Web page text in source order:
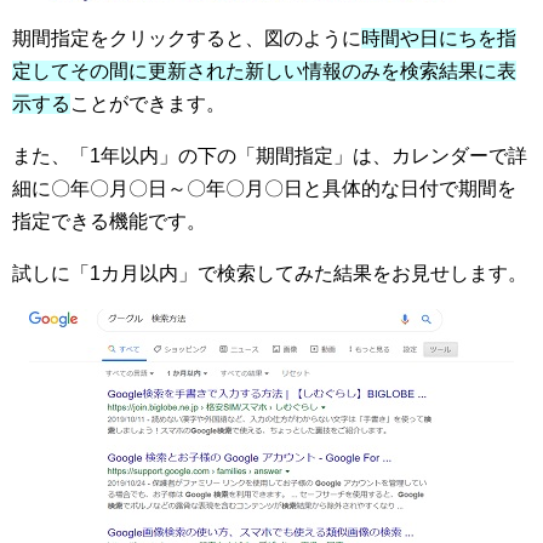
期間指定をクリックすると、図のように時間や日にちを指
定してその間に更新された新しい情報のみを検索結果に表
示する ことができます。
また、「1年以内」の下の「期間指定」は、カレンダーで詳
細に〇年〇月〇日～〇年〇月〇日と具体的な日付で期間を
指定できる機能です。
試しに「1カ月以内」で検索してみた結果をお見せします。